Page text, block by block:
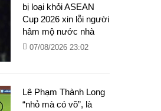
bị loại khỏi ASEAN
Cup 2026 xin lỗi người
hâm mộ nước nhà
07/08/2026 23:02
Lê Phạm Thành Long
“nhỏ mà có võ”, là